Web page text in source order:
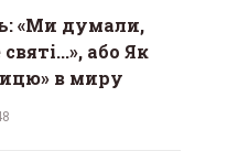
«Ми думали,
або Як
в миру